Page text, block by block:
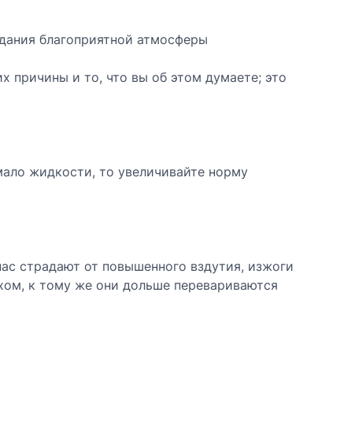
благоприятной атмосферы
причины и то, что вы об этом думаете; это
жидкости, то увеличивайте норму
страдают от повышенного вздутия, изжоги
к тому же они дольше перевариваются